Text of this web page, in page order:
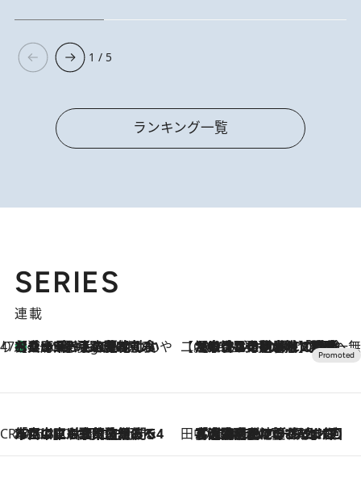
1 / 5
ランキング一覧
SERIES
連載
47都道府県の手みやげ ひんやりスイーツで夏を満喫
3 Hours Ago
【兵庫県】この夏絶対食べたい 冷やしておいしいおやつ3選 淡路島の恵みをジェラートに集約 【CREA×星野リゾート】唯一無二。癒しと発見が待つ場所へ
2026.8.7
【トンボの足水浴】ヒノキの香りに包まれて涼感マックス！約13℃の湧水かけ流しを避暑地「星野温泉 トンボの湯」で体験
CREA'S CHOICE
2026.8.7
「立川にも歌舞伎があるんだよ」 片岡仁左衛門・市川中車ら豪華座組みで4年目の立川立飛歌舞伎へ 田中稲の勝手に再ブーム
2026.8.7
「湘南乃風に憧れて」観客大盛上がりの“タオル回し”に、ラッパー顔負けの高速歌唱まで…さだまさし（74）のアグレッシブすぎる現在地